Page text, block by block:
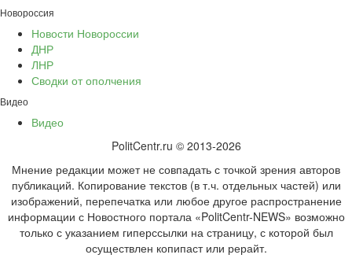
Новороссия
Новости Новороссии
ДНР
ЛНР
Сводки от ополчения
Видео
Видео
PolitCentr.ru © 2013-2026
Мнение редакции может не совпадать с точкой зрения авторов
публикаций. Копирование текстов (в т.ч. отдельных частей) или
изображений, перепечатка или любое другое распространение
информации с Новостного портала «PolitCentr-NEWS» возможно
только с указанием гиперссылки на страницу, с которой был
осуществлен копипаст или рерайт.